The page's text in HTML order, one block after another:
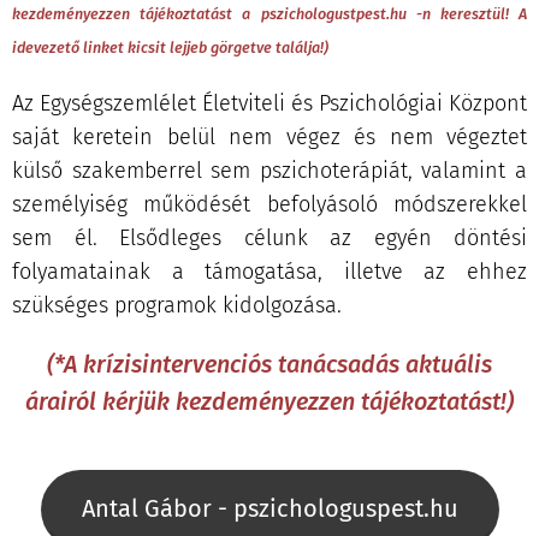
kezdeményezzen tájékoztatást a pszichologustpest.hu -n keresztül! A
idevezető linket kicsit lejjeb görgetve találja!)
Az Egységszemlélet Életviteli és Pszichológiai Központ
saját keretein belül nem végez és nem végeztet
külső szakemberrel sem pszichoterápiát, valamint a
személyiség működését befolyásoló módszerekkel
sem él. Elsődleges célunk az egyén döntési
folyamatainak a támogatása, illetve az ehhez
szükséges programok kidolgozása.
(*A krízisintervenciós tanácsadás aktuális
árairól kérjük kezdeményezzen tájékoztatást!)
Antal Gábor - pszichologuspest.hu